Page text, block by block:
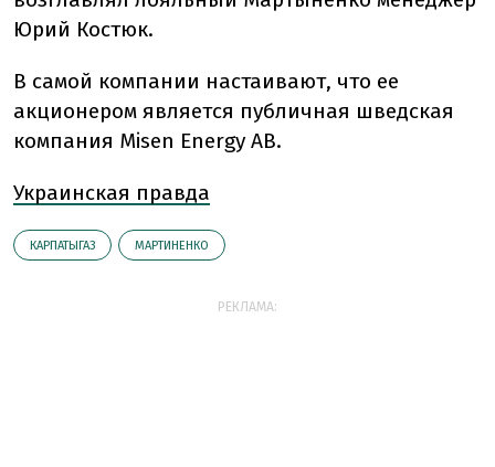
Юрий Костюк.
В самой компании настаивают, что ее
акционером является публичная шведская
компания Misen Energy АВ.
Украинская правда
КАРПАТЫГАЗ МАРТИНЕНКО
РЕКЛАМА: